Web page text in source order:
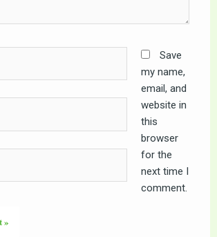
Save
my name,
email, and
website in
this
browser
for the
next time I
comment.